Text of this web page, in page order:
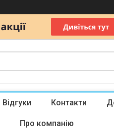
Відгуки Контакти
Про компанію